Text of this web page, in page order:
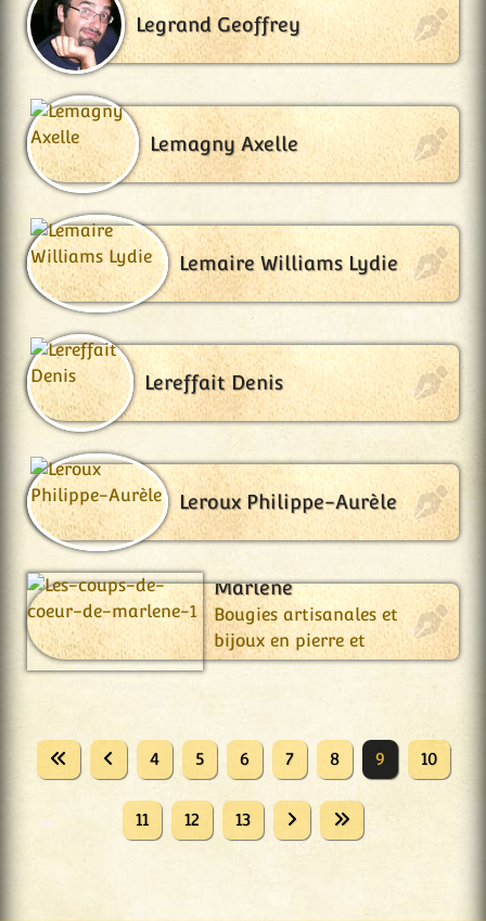
Legrand Geoffrey
Lemagny Axelle
Lemaire Williams Lydie
Lereffait Denis
Leroux Philippe-Aurèle
Marlène
Bougies artisanales et
bijoux en pierre et
fantaisie.
4 5 6 7 8 9 10
11 12 13